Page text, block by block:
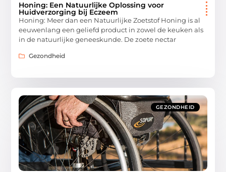
Honing: Een Natuurlijke Oplossing voor
Huidverzorging bij Eczeem
Honing: Meer dan een Natuurlijke Zoetstof Honing is al
eeuwenlang een geliefd product in zowel de keuken als
in de natuurlijke geneeskunde. De zoete nectar
Gezondheid
GEZONDHEID